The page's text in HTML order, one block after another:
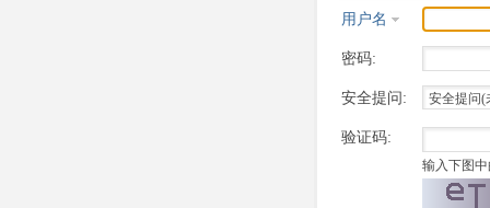
用户名
密码:
安全提问:
验证码:
输入下图